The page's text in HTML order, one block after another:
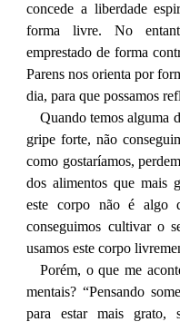
concede a liberdade
forma livre. No
emprestado de forma
Parens nos orienta por
dia, para que possamos
Quando temos alguma
gripe forte, não
como gostaríamos,
dos alimentos que mais
este corpo não é algo
conseguimos cultivar o
usamos este corpo
Porém, o que me
mentais? “Pensando
para estar mais grato,